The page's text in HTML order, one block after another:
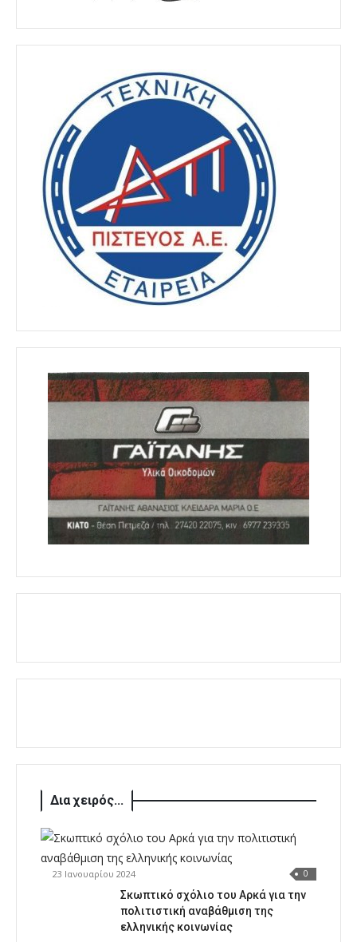
Δια χειρός...
23 Ιανουαρίου 2024 0
Σκωπτικό σχόλιο του Αρκά για την
πολιτιστική αναβάθμιση της
ελληνικής κοινωνίας